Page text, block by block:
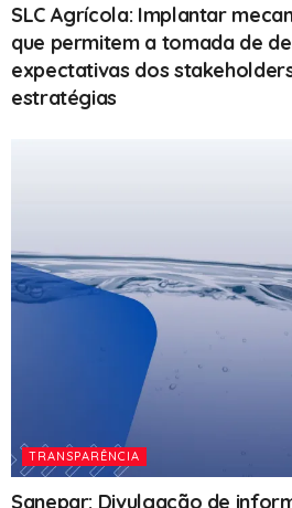
SLC Agrícola: Implantar
que permitem a tomada de
expectativas dos
estratégias
TRANSPARÊNCIA
Sanepar: Divulgação de